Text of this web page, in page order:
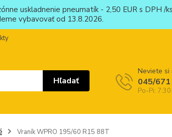
uskladnenie pneumatík - 2,50 EUR s DPH
vybavovať od 13.8.2026.
Hľadať
Neviete si
045/
Po-Pi:
Vraník WPRO 195/60 R15 88T